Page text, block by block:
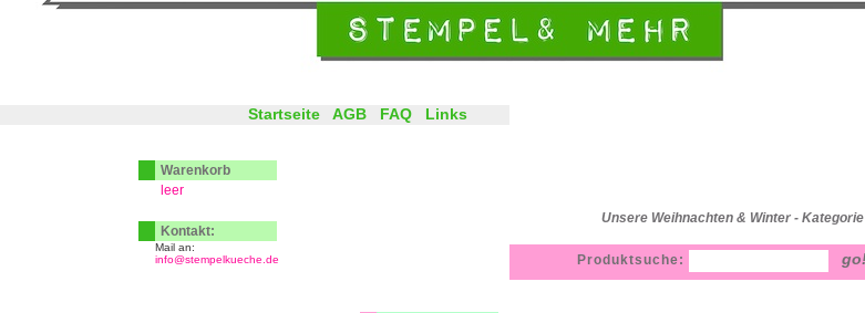
Unsere Weihnachten & Winter - Kategorie
Startseite AGB FAQ Links
Produktsuche:
Warenkorb
leer
Kontakt:
Mail an:
info@stempelkueche.de